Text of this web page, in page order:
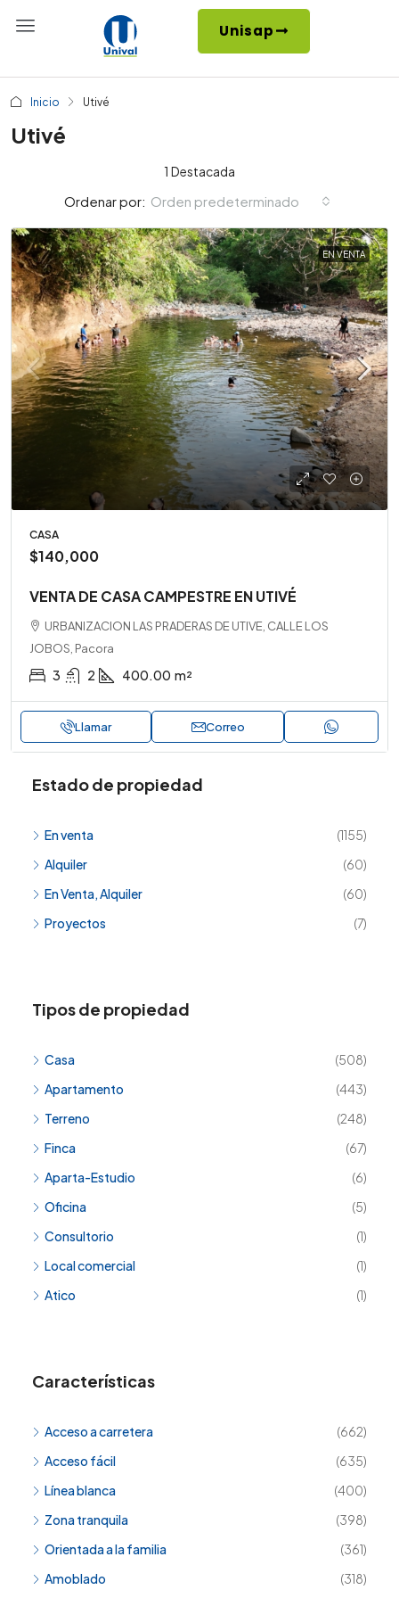
Unisap
Inicio Utivé
Utivé
1 Destacada
Ordenar por: Orden predeterminado
EN VENTA
CASA
$140,000
VENTA DE CASA CAMPESTRE EN UTIVÉ
URBANIZACION LAS PRADERAS DE UTIVE, CALLE LOS
JOBOS, Pacora
3 2 400.00 m²
Llamar Correo
Estado de propiedad
En venta
(1155)
Alquiler
(60)
En Venta, Alquiler
(60)
Proyectos
(7)
Tipos de propiedad
Casa
(508)
Apartamento
(443)
Terreno
(248)
Finca
(67)
Aparta-Estudio
(6)
Oficina
(5)
Consultorio
(1)
Local comercial
(1)
Atico
(1)
Características
Acceso a carretera
(662)
Acceso fácil
(635)
Línea blanca
(400)
Zona tranquila
(398)
Orientada a la familia
(361)
Amoblado
(318)